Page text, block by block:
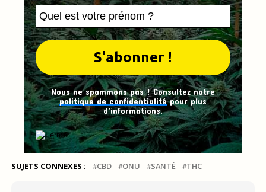
Nous ne spammons pas ! Consultez notre
politique de confidentialitépour plus
d’informations.
SUJETS CONNEXES : CBD ONU SANTÉ THC